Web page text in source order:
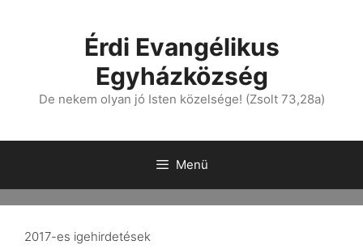
Érdi Evangélikus
Egyházközség
De nekem olyan jó Isten közelsége! (Zsolt 73,28a)
Menü
2017-es igehirdetések